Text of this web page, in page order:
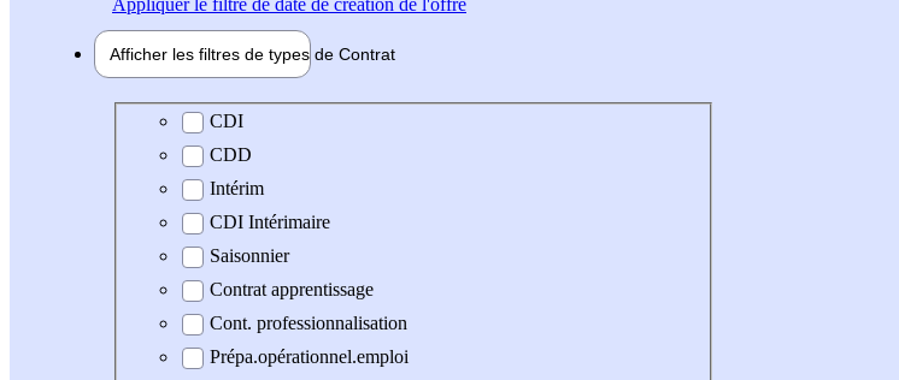
Afficher les filtres de types de Contrat
Type de contrat
CDI
CDD
Intérim
CDI Intérimaire
Saisonnier
Contrat apprentissage
Cont. professionnalisation
Prépa.opérationnel.emploi